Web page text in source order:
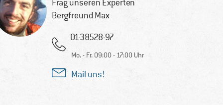
Frag unseren Experten
Bergfreund Max
01-38528-97
Mo. - Fr. 09:00 - 17:00 Uhr
Mail uns!